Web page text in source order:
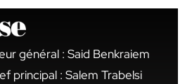
général : Said Benkraiem
principal : Salem Trabelsi